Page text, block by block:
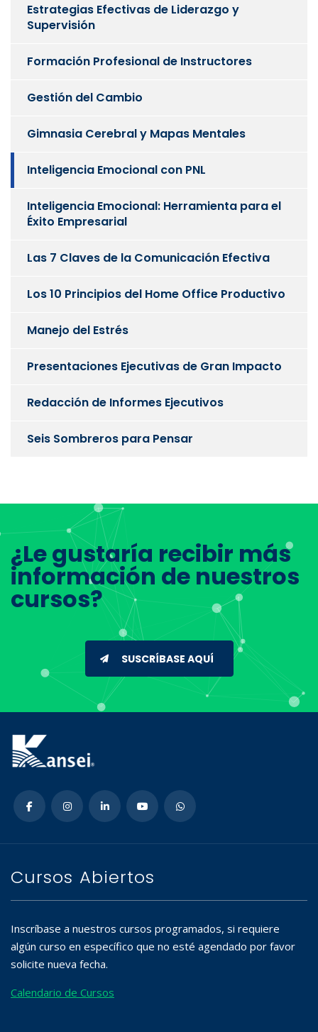
Estrategias Efectivas de Liderazgo y
Supervisión
Formación Profesional de Instructores
Gestión del Cambio
Gimnasia Cerebral y Mapas Mentales
Inteligencia Emocional con PNL
Inteligencia Emocional: Herramienta para el
Éxito Empresarial
Las 7 Claves de la Comunicación Efectiva
Los 10 Principios del Home Office Productivo
Manejo del Estrés
Presentaciones Ejecutivas de Gran Impacto
Redacción de Informes Ejecutivos
Seis Sombreros para Pensar
¿Le gustaría recibir más
información de nuestros
cursos?
SUSCRÍBASE AQUÍ
Cursos Abiertos
Inscríbase a nuestros cursos programados, si requiere
algún curso en específico que no esté agendado por favor
solicite nueva fecha.
Calendario de Cursos